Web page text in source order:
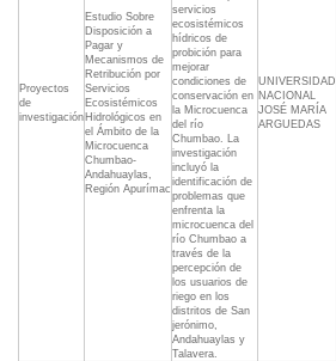
Proyectos
de
investigación
Estudio Sobre
Disposición a
Pagar y
Mecanismos de
Retribución por
Servicios
Ecosistémicos
Hidrológicos en
el Ámbito de la
Microcuenca
Chumbao-
Andahuaylas,
Región Apurímac
servicios
ecosistémicos
hídricos de
probición para
mejorar
condiciones de
conservación en
la Microcuenca
del río
Chumbao. La
investigación
incluyó la
identificación de
problemas que
enfrenta la
microcuenca del
río Chumbao a
través de la
percepción de
los usuarios de
riego en los
distritos de San
jerónimo,
Andahuaylas y
Talavera.
UNIVERSIDAD
NACIONAL
JOSÉ MARÍA
ARGUEDAS